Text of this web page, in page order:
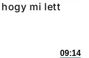
mi lett
09:14